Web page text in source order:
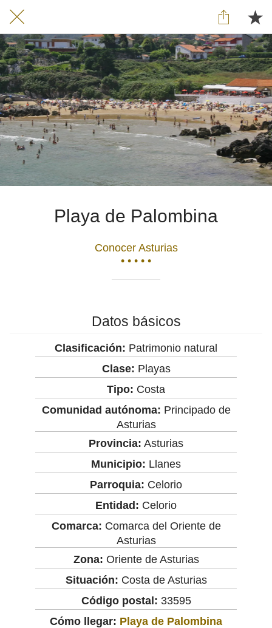
Playa de Palombina
Conocer Asturias
• • • • •
Datos básicos
Clasificación: Patrimonio natural
Clase: Playas
Tipo: Costa
Comunidad autónoma: Principado de
Asturias
Provincia: Asturias
Municipio: Llanes
Parroquia: Celorio
Entidad: Celorio
Comarca: Comarca del Oriente de
Asturias
Zona: Oriente de Asturias
Situación: Costa de Asturias
Código postal: 33595
Cómo llegar: Playa de Palombina